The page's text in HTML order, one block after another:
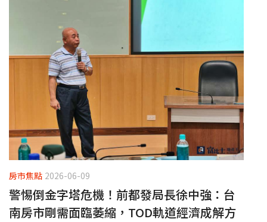
房市焦點 2026-06-09
警惕倒金字塔危機！前都發局長徐中強：台
南房市剛需面臨萎縮，TOD軌道經濟成解方